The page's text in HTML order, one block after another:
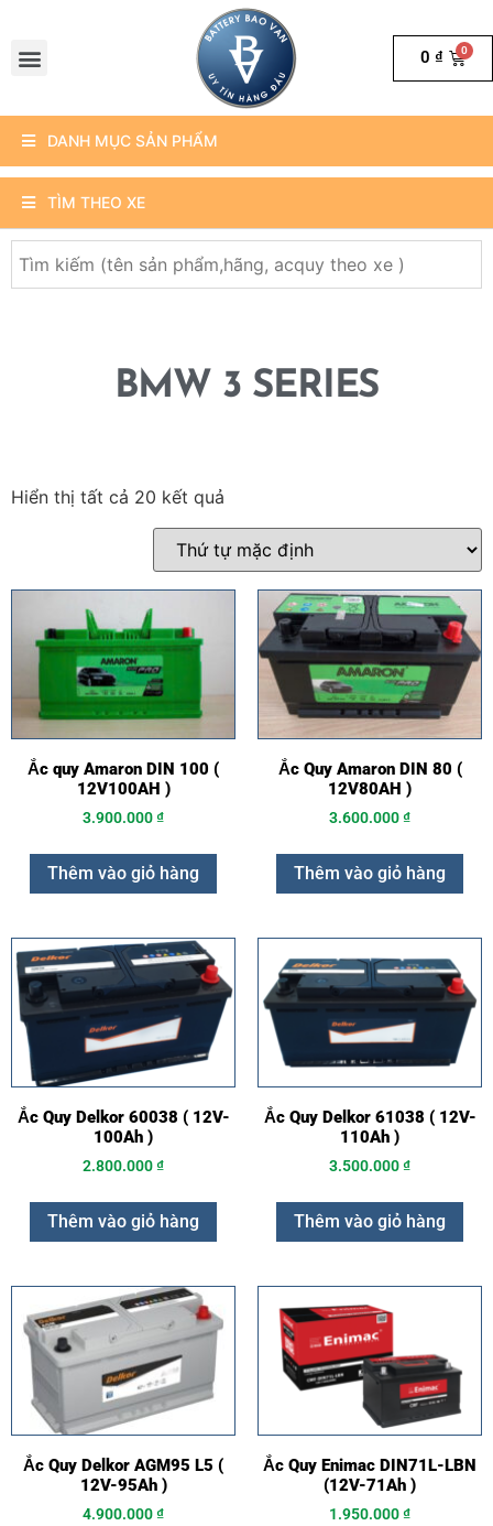
0 ₫
DANH MỤC SẢN PHẨM
TÌM THEO XE
BMW 3 SERIES
Hiển thị tất cả 20 kết quả
Ắc quy Amaron DIN 100 (
12V100AH )
3.900.000₫
Thêm vào giỏ hàng
Ắc Quy Amaron DIN 80 (
12V80AH )
3.600.000₫
Thêm vào giỏ hàng
Ắc Quy Delkor 60038 ( 12V-
100Ah )
2.800.000₫
Thêm vào giỏ hàng
Ắc Quy Delkor 61038 ( 12V-
110Ah )
3.500.000₫
Thêm vào giỏ hàng
Ắc Quy Delkor AGM95 L5 (
12V-95Ah )
4.900.000₫
Ắc Quy Enimac DIN71L-LBN
(12V-71Ah )
1.950.000₫